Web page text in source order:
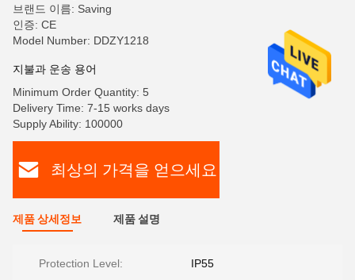
브랜드 이름: Saving
인증: CE
Model Number: DDZY1218
지불과 운송 용어
Minimum Order Quantity: 5
Delivery Time: 7-15 works days
Supply Ability: 100000
최상의 가격을 얻으세요
제품 상세정보 제품 설명
Protection Level: IP55